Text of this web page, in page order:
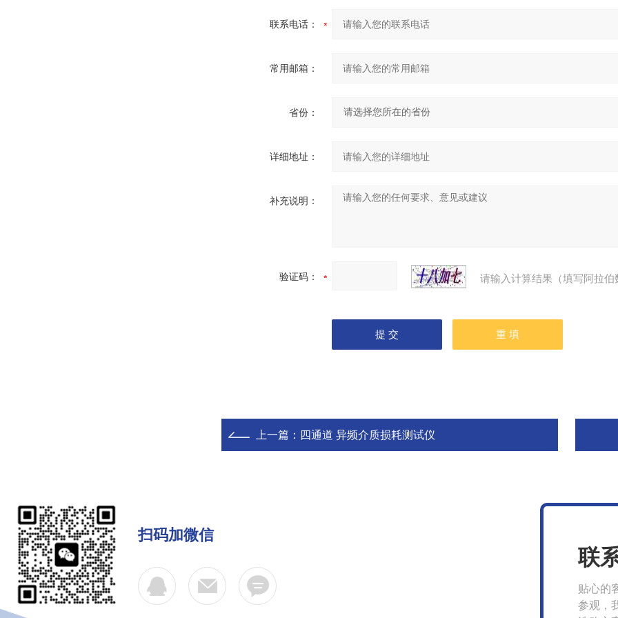
联系电话：
常用邮箱：
省份：
详细地址：
补充说明：
验证码： 请输入计算结果（填写阿拉
上一篇： 四通道 异频介质损耗测试仪
扫码加微信
联
贴心的
参观，